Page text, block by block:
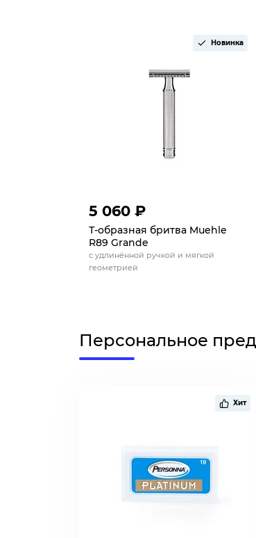
Новинка
5 060 ₽
Т-образная бритва Muehle
R89 Grande
с удлинённой ручкой и мягкой
геометрией
Персональное
Хит